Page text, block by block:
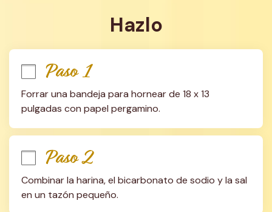
Hazlo
Paso 1
Forrar una bandeja para hornear de 18 x 13
pulgadas con papel pergamino.
Paso 2
Combinar la harina, el bicarbonato de sodio y la sal
en un tazón pequeño.